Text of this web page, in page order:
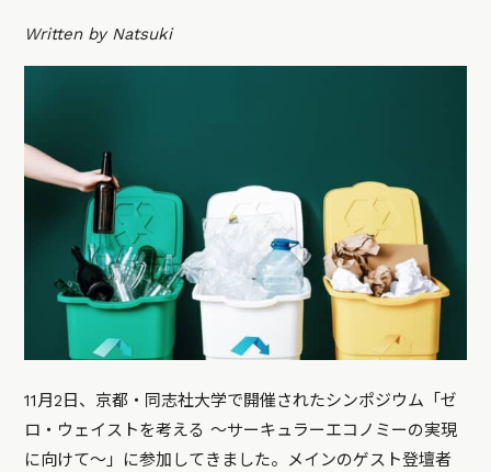
Written by Natsuki
11月2日、京都・同志社大学で開催されたシンポジウム「ゼ
ロ・ウェイストを考える 〜サーキュラーエコノミーの実現
に向けて〜」に参加してきました。メインのゲスト登壇者